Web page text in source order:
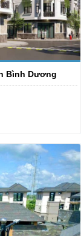
Bình Dương